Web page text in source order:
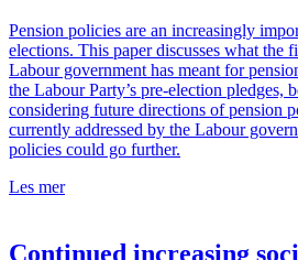
Pension policies are an increasingly
elections. This paper discusses what the
Labour government has meant for
the Labour Party’s pre-election pledges,
considering future directions of pension
currently addressed by the Labour
policies could go further.
Les mer
Continued increasing